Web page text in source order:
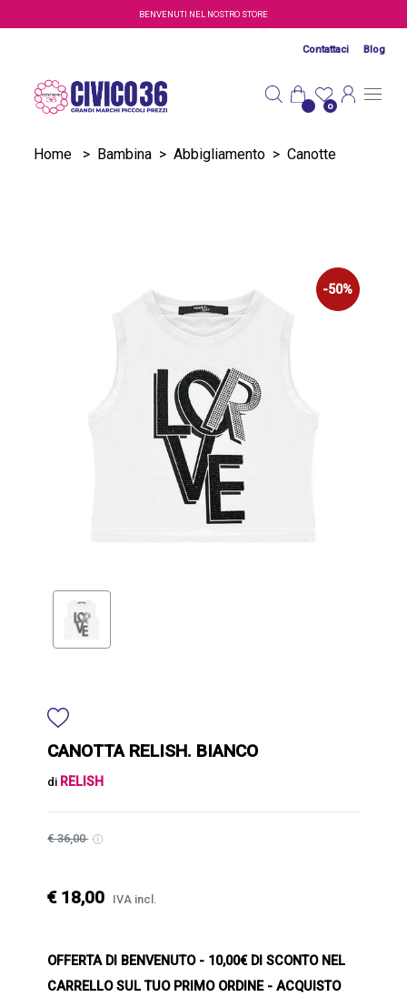
Salta al contenuto principaleBENVENUTI NEL NOSTRO STORE
Contattaci Blog
0
Home > Bambina > Abbigliamento > Canotte
-50%
CANOTTA RELISH. BIANCO
di RELISH
€ 36,00
€ 18,00 IVA incl.
OFFERTA DI BENVENUTO- 10,00€ DI SCONTO NEL
CARRELLO SUL TUO PRIMO ORDINE - ACQUISTO